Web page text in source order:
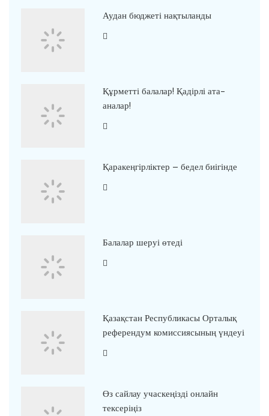
Аудан бюджеті нақтыланды
Құрметті балалар! Қадірлі ата-
аналар!
Қаракеңгірліктер – бедел биігінде
Балалар шеруі өтеді
Қазақстан Республикасы Орталық
референдум комиссиясының үндеуі
Өз сайлау учаскеңізді онлайн
тексеріңіз